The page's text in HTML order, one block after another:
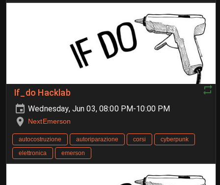
If_do Hacklab
Wednesday, Jun 03, 08:00 PM-10:00 PM
NextEmerson
autocostruzione autoriparazione corsi
cyberpunk
elettronica
emerson